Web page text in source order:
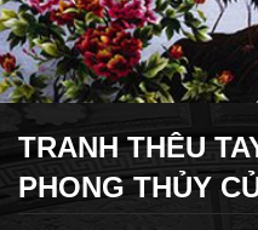
TRANH THÊU
PHONG THỦY